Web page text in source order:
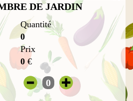
DE JARDIN
Quantité
0
Prix
0€
0